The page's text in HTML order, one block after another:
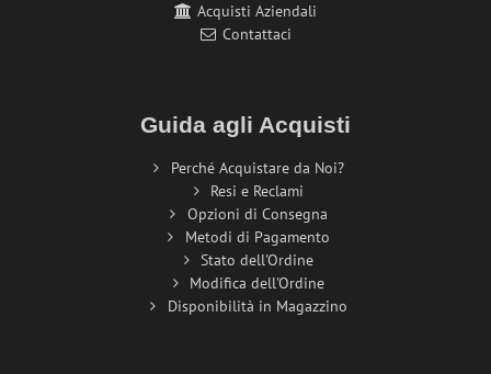
Acquisti Aziendali
Contattaci
Guida agli Acquisti
Perché Acquistare da Noi?
Resi e Reclami
Opzioni di Consegna
Metodi di Pagamento
Stato dell'Ordine
Modifica dell'Ordine
Disponibilità in Magazzino